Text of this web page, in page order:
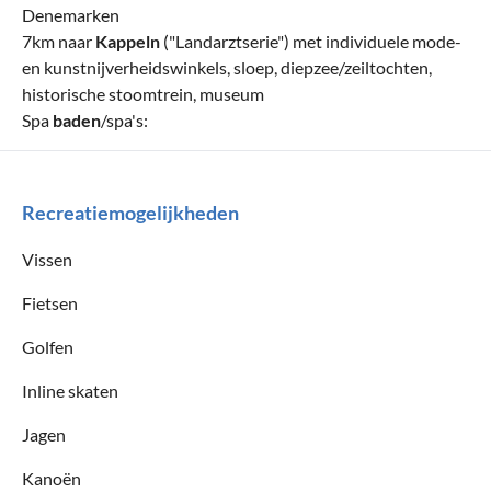
Denemarken
7km naar Kappeln ("Landarztserie") met individuele mode-
en kunstnijverheidswinkels, sloep, diepzee/zeiltochten,
historische stoomtrein, museum
Spa baden/spa's:
Recreatiemogelijkheden
Vissen
Fietsen
Golfen
Inline skaten
Jagen
Kanoën